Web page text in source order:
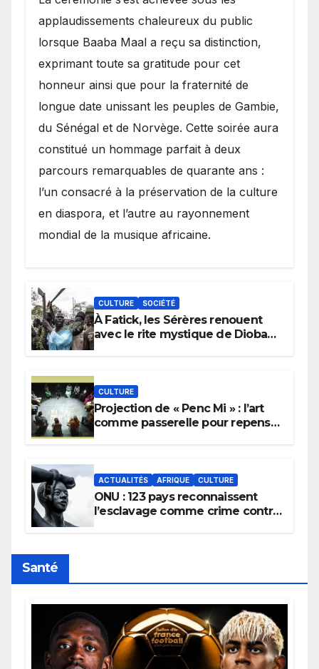
applaudissements chaleureux du public
lorsque Baaba Maal a reçu sa distinction,
exprimant toute sa gratitude pour cet
honneur ainsi que pour la fraternité de
longue date unissant les peuples de Gambie,
du Sénégal et de Norvège. Cette soirée aura
constitué un hommage parfait à deux
parcours remarquables de quarante ans :
l’un consacré à la préservation de la culture
en diaspora, et l’autre au rayonnement
mondial de la musique africaine.
CULTURE SOCIÉTÉ
À Fatick, les Sérères renouent
avec le rite mystique de Diobaye
CULTURE
Projection de « Penc Mi » : l’art
comme passerelle pour repenser
ACTUALITÉS AFRIQUE CULTURE
ONU : 123 pays reconnaissent
l’esclavage comme crime contre
Santé